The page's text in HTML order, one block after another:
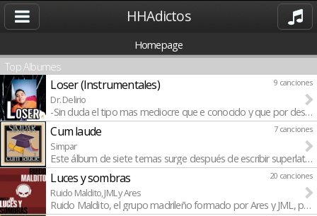
HHAdictos
Homepage
Top Albumes
9 canciones
Loser (Instrumentales)
Dr. Delirio
-Sin duda el tipo mas mediocre que e conocido y que por
7 canciones
Cum laude
Simpar
Este álbum de siete temas surge después de escribir
20 canciones
Luces y sombras
Ruido Maldito, JML y Ares
Ruido Maldito, el grupo madrileño formado por Ares y JML,